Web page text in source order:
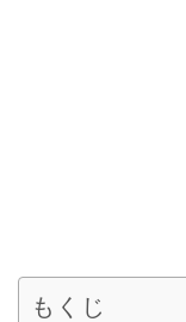
もくじ